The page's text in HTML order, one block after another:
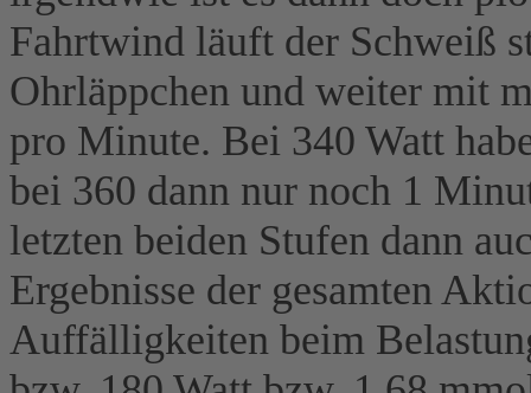
Fahrtwind läuft der Schweiß
Ohrläppchen und weiter mit
pro Minute. Bei 340 Watt
bei 360 dann nur noch 1
letzten beiden Stufen dann
Ergebnisse der gesamten
Auffälligkeiten beim